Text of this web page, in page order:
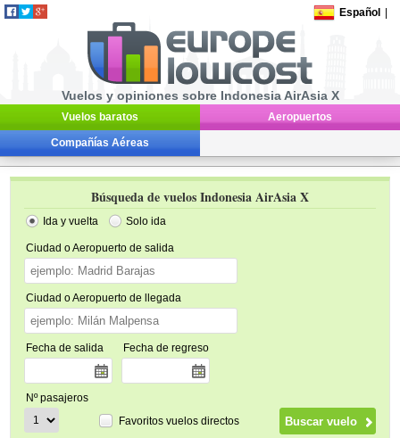
Español
Vuelos y opiniones sobre Indonesia AirAsia X
Vuelos baratos Aeropuertos
Compañías Aéreas
Búsqueda de vuelos Indonesia AirAsia X
Ida y vuelta Solo ida
Ciudad o Aeropuerto de salida
Ciudad o Aeropuerto de llegada
Fecha de salida Fecha de regreso
Nº pasajeros
Favoritos vuelos directos